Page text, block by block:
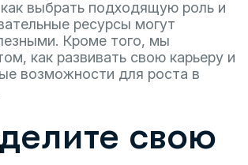
выбрать подходящую роль и
ресурсы могут
Кроме того, мы
как развивать свою карьеру и
возможности для роста в
свою